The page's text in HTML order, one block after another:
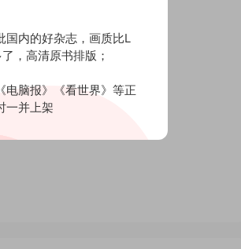
国内的好杂志，画质比L
，高清原书排版；
电脑报》《看世界》等正
一并上架